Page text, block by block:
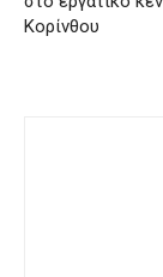
Κορίνθου